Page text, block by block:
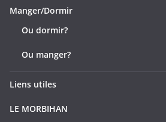
Manger/Dormir
Ou dormir?
Ou manger?
Liens utiles
LE MORBIHAN